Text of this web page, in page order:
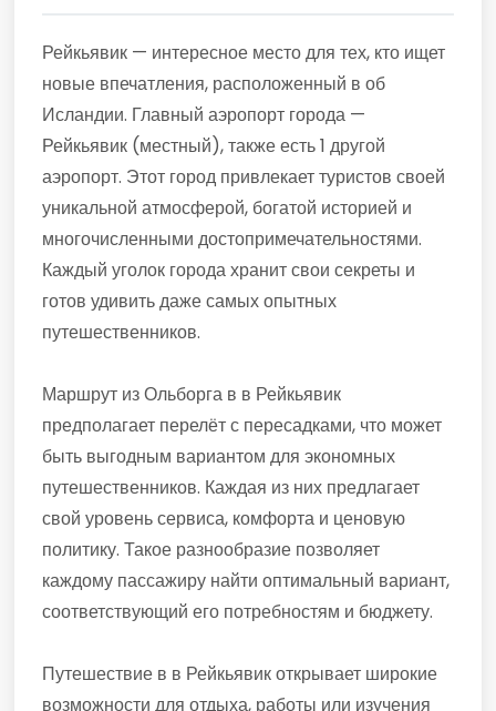
Рейкьявик — интересное место для тех, кто ищет
новые впечатления, расположенный в об
Исландии. Главный аэропорт города —
Рейкьявик (местный), также есть 1 другой
аэропорт. Этот город привлекает туристов своей
уникальной атмосферой, богатой историей и
многочисленными достопримечательностями.
Каждый уголок города хранит свои секреты и
готов удивить даже самых опытных
путешественников.
Маршрут из Ольборга в в Рейкьявик
предполагает перелёт с пересадками, что может
быть выгодным вариантом для экономных
путешественников. Каждая из них предлагает
свой уровень сервиса, комфорта и ценовую
политику. Такое разнообразие позволяет
каждому пассажиру найти оптимальный вариант,
соответствующий его потребностям и бюджету.
Путешествие в в Рейкьявик открывает широкие
возможности для отдыха, работы или изучения